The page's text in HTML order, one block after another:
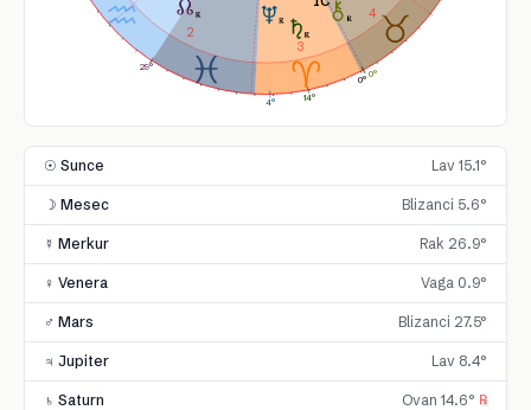
2
3
4
14°
4°
29°
0°
0°
☉ Sunce Lav 15.1°
☽ Mesec Blizanci 5.6°
☿ Merkur Rak 26.9°
♀ Venera Vaga 0.9°
♂ Mars Blizanci 27.5°
♃ Jupiter Lav 8.4°
♄ Saturn Ovan 14.6° ℞